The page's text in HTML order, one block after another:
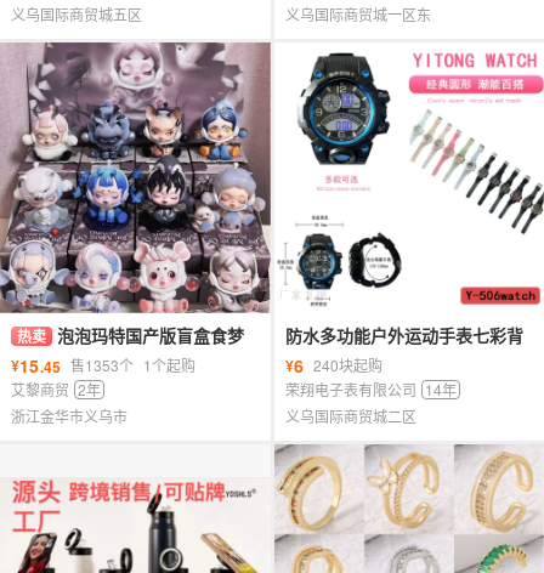
义乌国际商贸城五区
义乌国际商贸城一区东
热卖 泡泡玛特国产版盲盒食梦
系列盲盒手办公仔玩具伴手礼批
发车载
¥15.45 售1353个 1个起购
艾黎商贸 2年
浙江金华市义乌市
防水多功能户外运动手表七彩背
光学生男女通用手表
¥6 240块起购
荣翔电子表有限公司 14年
义乌国际商贸城二区